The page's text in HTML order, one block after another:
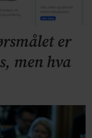
er
men hva